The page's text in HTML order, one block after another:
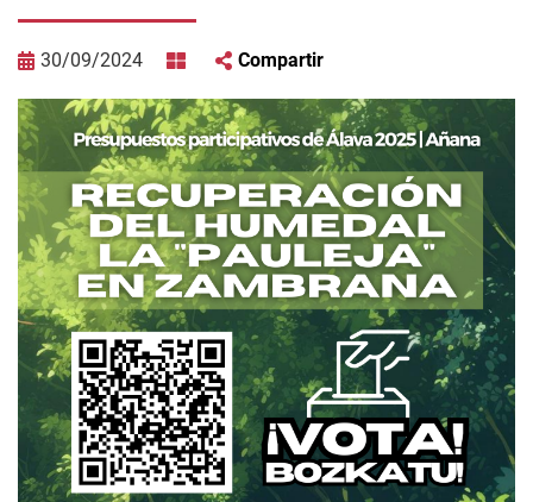
30/09/2024 Compartir